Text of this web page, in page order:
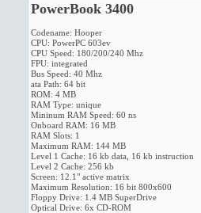
PowerBook 3400
Codename: Hooper
CPU: PowerPC 603ev
CPU Speed: 180/200/240 Mhz
FPU: integrated
Bus Speed: 40 Mhz
ata Path: 64 bit
ROM: 4 MB
RAM Type: unique
Mininum RAM Speed: 60 ns
Onboard RAM: 16 MB
RAM Slots: 1
Maximum RAM: 144 MB
Level 1 Cache: 16 kb data, 16 kb instruction
Level 2 Cache: 256 kb
Screen: 12.1" active matrix
Maximum Resolution: 16 bit 800x600
Floppy Drive: 1.4 MB SuperDrive
Optical Drive: 6x CD-ROM